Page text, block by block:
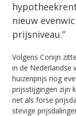
nieuw
prijsniveau.”
Volgens Conijn
in de Nederlandse
huizenprijs nog
prijsstijgingen zijn
net als forse
stevige